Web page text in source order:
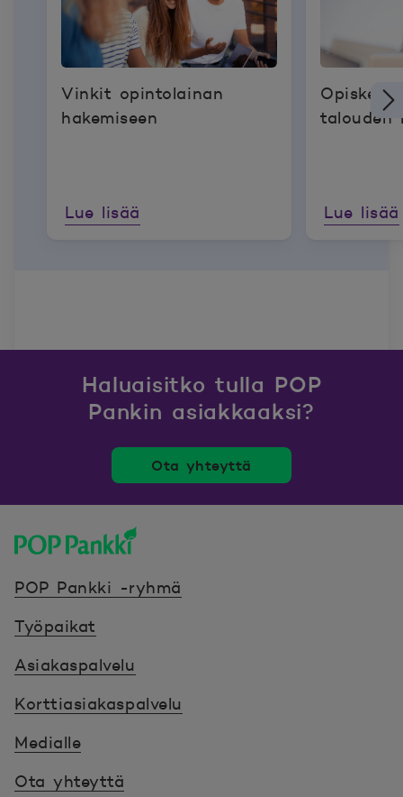
Vinkit opintolainan
hakemiseen
Lue lisää
talouden
Lue lisää
Haluaisitko tulla POP
Pankin asiakkaaksi?
Ota yhteyttä
POP Pankki -ryhmä
Työpaikat
Asiakaspalvelu
Korttiasiakaspalvelu
Medialle
Ota yhteyttä